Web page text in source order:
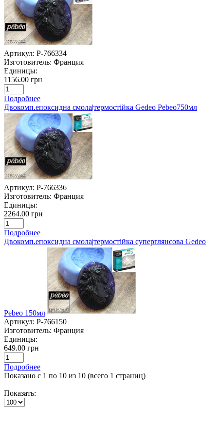
Артикул: P-766334
Изготовитель: Франция
Единицы:
1156.00 грн
Подробнее
Двокомп.епоксидна смола|термостійка Gedeo Pebeo750мл
Артикул: P-766336
Изготовитель: Франция
Единицы:
2264.00 грн
Подробнее
Двокомп.епоксидна смола|термостійка суперглянсова Gedeo
Pebeo 150мл
Артикул: P-766150
Изготовитель: Франция
Единицы:
649.00 грн
Подробнее
Показано с 1 по 10 из 10 (всего 1 страниц)
Показать: